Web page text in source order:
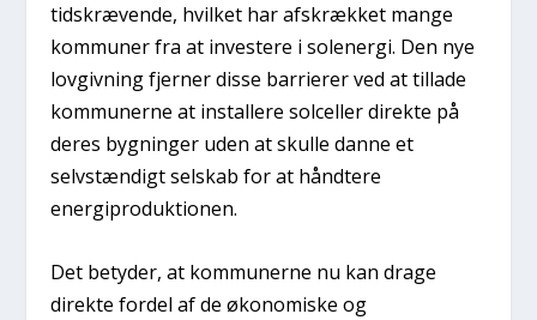
tidskrævende, hvilket har afskrækket mange
kommuner fra at investere i solenergi. Den nye
lovgivning fjerner disse barrierer ved at tillade
kommunerne at installere solceller direkte på
deres bygninger uden at skulle danne et
selvstændigt selskab for at håndtere
energiproduktionen.
Det betyder, at kommunerne nu kan drage
direkte fordel af de økonomiske og